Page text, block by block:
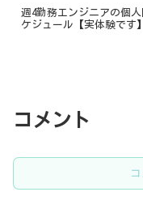
週4勤務エンジニアの個
ケジュール【実体験です】
コメント